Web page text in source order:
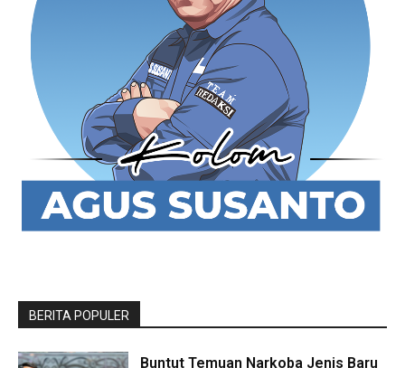
BERITA POPULER
Buntut Temuan Narkoba Jenis Baru